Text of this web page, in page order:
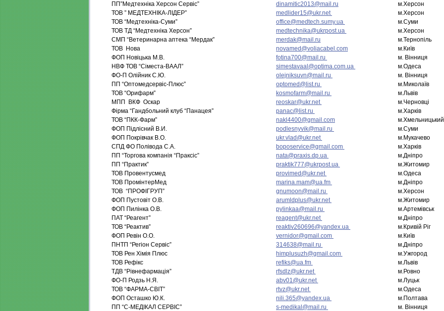
ПП”Медтехніка Херсон Сервіс”
dinamitic2013@mail.ru
м.Херсон
ТОВ ” МЕДТЕХНІКА-ЛІДЕР”
medlider15@ukr.net
м.Херсон
ТОВ “Медтехніка-Суми”
office@medtech.sumy.ua
м.Суми
ТОВ ТД “Медтехніка Херсон”
medtechnika@ukrpost.ua
м.Херсон
СМП “Ветеринарна аптека “Мердак”
merdak@mail.ru
м.Тернопіль
ТОВ Нова
novamed@voliacabel.com
м.Київ
ФОП Новіцька М.В.
fotina700@mail.ru
м. Вінниця
НВФ ТОВ “Сіместа-ВААЛ”
simestavaal@optima.com.ua
м.Одеса
ФО-П Олійник С.Ю.
olejniksuvn@mail.ru
м. Вінниця
ПП “Оптомедсервіс-Плюс”
optomed@list.ru
м.Миколаїв
ТОВ “Орифарм”
kosmofarm@mail.ru
м.Львів
МПП ВКФ Оскар
reoskar@ukr.net
м.Черновці
Фірма “Гандбольний клуб “Панацея”
panac@list.ru
м.Харків
ТОВ “ПКК-Фарм”
nakl4400@gmail.com
м.Хмельницький
ФОП Підлісний В.И.
podlesnyvik@mail.ru
м.Суми
ФОП Покрівчак В.О.
ukr.vlad@ukr.net
м.Мукачево
СПД ФО Полівода С.А.
boposervice@gmail.com
м.Харків
ПП “Торгова компанія “Праксіс”
nata@praxis.dp.ua
м.Дніпро
ПП “Практик”
praktik777@ukrpost.ua
м.Житомир
ТОВ Провентусмед
provimed@ukr.net
м.Одеса
ТОВ ПромінтерМед
marina.mam@ua.fm
м.Дніпро
ТОВ “ПРОФІГРУП”
gnumoon@mail.ru
м.Херсон
ФОП Пустовіт О.В.
arumldplus@ukr.net
м.Житомир
ФОП Пилінка О.В.
pylinkaa@mail.ru
м.Артемівськ
ПАТ “Реагент”
reagent@ukr.net
м.Дніпро
ТОВ “Реактив”
reaktiv260696@yandex.ua
м.Кривій Ріг
ФОП Ревін О.О.
vernidor@gmail.com
м.Київ
ПНТП “Регіон Сервіс”
314638@mail.ru
м.Дніпро
ТОВ Рен Хімія Плюс
himplusuzh@gmail.com
м.Ужгород
ТОВ Рефікс
refiks@ua.fm
м.Львів
ТДВ “Рівнефармація”
rfsdlz@ukr.net
м.Ровно
ФО-П Родзь Н.Я.
abv01@ukr.net
м.Луцьк
ТОВ “ФАРМА-СВІТ”
rtvz@ukr.net
м.Одеса
ФОП Осташко Ю.К.
nili.365@yandex.ua
м.Полтава
ПП “С-МЕДІКАЛ СЕРВІС”
s-medikal@mail.ru
м. Вінниця